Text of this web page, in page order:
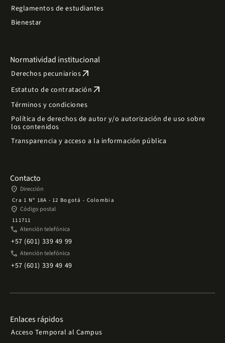
Reglamentos de estudiantes
Bienestar
Normatividad institucional
Derechos pecuniariosarrow_outward
Estatuto de contratación arrow_outward
Términos y condiciones
Política de derechos de autor y/o autorización de uso sobre
los contenidos
Transparencia y acceso a la información pública
Contacto
place Dirección
Cra 1 Nº 18A - 12 Bogotá - Colombia
place Código postal
111711
phone Atención telefónica
+57 (601) 339 49 99
phone Atención telefónica
+57 (601) 339 49 49
Enlaces rápidos
Acceso Temporal al Campus